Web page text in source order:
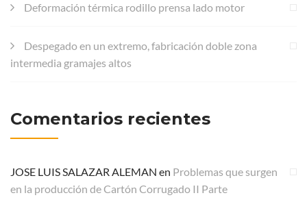
Deformación térmica rodillo prensa lado motor
Despegado en un extremo, fabricación doble zona
intermedia gramajes altos
Comentarios recientes
JOSE LUIS SALAZAR ALEMAN en Problemas que surgen
en la producción de Cartón Corrugado II Parte